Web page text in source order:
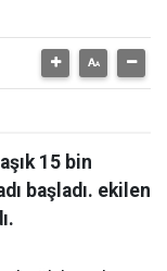
15 bin
başladı. ekilen